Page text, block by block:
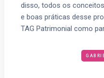
disso, todos os
e boas práticas desse
TAG Patrimonial como